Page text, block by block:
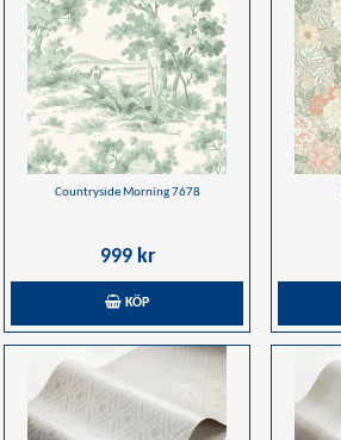
Countryside Morning 7678
999 kr
KÖP